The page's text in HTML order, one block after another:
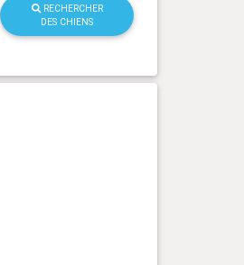
RECHERCHER
DES CHIENS